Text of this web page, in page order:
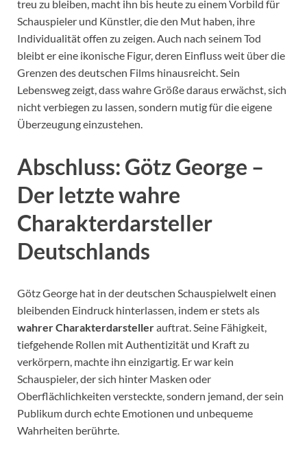
treu zu bleiben, macht ihn bis heute zu einem Vorbild für
Schauspieler und Künstler, die den Mut haben, ihre
Individualität offen zu zeigen. Auch nach seinem Tod
bleibt er eine ikonische Figur, deren Einfluss weit über die
Grenzen des deutschen Films hinausreicht. Sein
Lebensweg zeigt, dass wahre Größe daraus erwächst, sich
nicht verbiegen zu lassen, sondern mutig für die eigene
Überzeugung einzustehen.
Abschluss: Götz George –
Der letzte wahre
Charakterdarsteller
Deutschlands
Götz George hat in der deutschen Schauspielwelt einen
bleibenden Eindruck hinterlassen, indem er stets als
wahrer Charakterdarstellerauftrat. Seine Fähigkeit,
tiefgehende Rollen mit Authentizität und Kraft zu
verkörpern, machte ihn einzigartig. Er war kein
Schauspieler, der sich hinter Masken oder
Oberflächlichkeiten versteckte, sondern jemand, der sein
Publikum durch echte Emotionen und unbequeme
Wahrheiten berührte.